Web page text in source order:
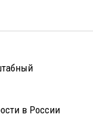
в России